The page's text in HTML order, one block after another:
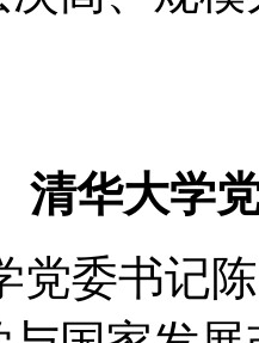
清华大学
书记陈